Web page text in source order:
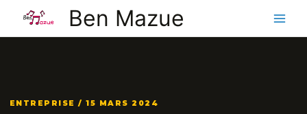
contenu
Ben Mazue
ENTREPRISE / 15 MARS 2024